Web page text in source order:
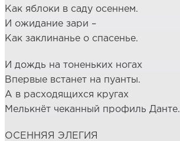
Как яблоки в саду осеннем.
И ожидание зари –
Как заклинанье о спасенье.
И дождь на тоненьких ногах
Впервые встанет на пуанты.
А в расходящихся кругах
Мелькнёт чеканный профиль Данте.
ОСЕННЯЯ ЭЛЕГИЯ